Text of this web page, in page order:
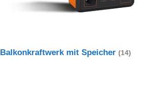
Balkonkraftwerk mit Speicher(14)